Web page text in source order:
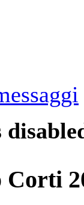
Corti